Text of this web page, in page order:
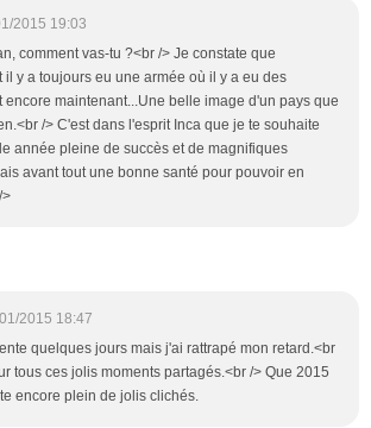
2015 19:03
comment vas-tu ?<br /> Je constate que
il y a toujours eu une armée où il y a eu des
encore maintenant...Une belle image d'un pays que
/> C'est dans l'esprit Inca que je te souhaite
année pleine de succès et de magnifiques
avant tout une bonne santé pour pouvoir en
>
2015 18:47
quelques jours mais j'ai rattrapé mon retard.<br
tous ces jolis moments partagés.<br /> Que 2015
encore plein de jolis clichés.